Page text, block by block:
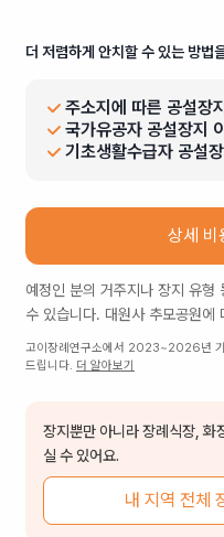
더 저렴하게 안치할 수 있는 방법
주소지에 따른 공설장
국가유공자 공설장지
기초생활수급자 공설
상세 비
예정인 분의 거주지나 장지 유형
수 있습니다. 대원사 추모공원에
고이장례연구소에서 2023~2026년 기
드립니다. 더 알아보기
장지뿐만 아니라 장례식장, 화
실 수 있어요.
내 지역 전체